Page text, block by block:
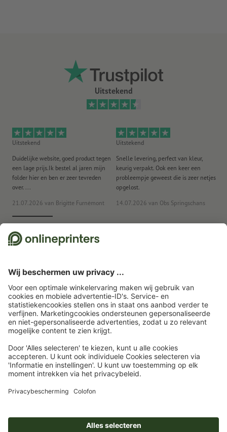
Uitstekend
Uitstekend
Duidelijke website, goed product tegen
een lage prijs.Ik bestel al jaren mijn
folder hier en ben er zeer tevreden
over. ...
21.07.2026 van Brigitte Furnèmont
Uitstekend
Snelle levering, perfect van kleur,
keurig verpakt. Ook een keer een
probleempje geweest die is zeer netjes
opgelost.
14.07.2026 van Obs Springschans
beoordelingen te verkrijgen. Welke maatregelen Trustpilot neemt om ervoor
te zorgen dat het om echte beoordelingen gaan, vindt u
Startpagina Posters Plano-drukvellen Drukvellen plano, 65 x 46 cm
Wie zijn wij
Service
Abonneren op de nieuwsbrief en profiteren van een
tegoedbon van 15 % korting